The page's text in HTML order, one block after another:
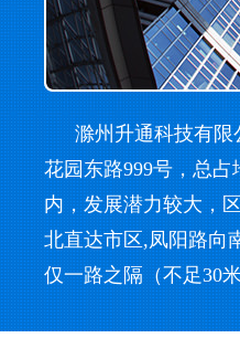
滁州升通科技有限
花园东路999号，总
内，发展潜力较大，
北直达市区,凤阳路向
仅一路之隔（不足30